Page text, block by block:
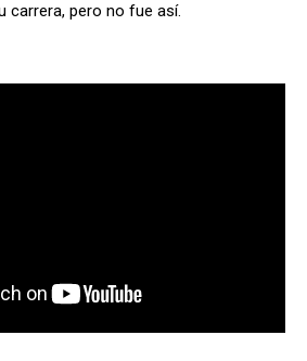
carrera, pero no fue así.